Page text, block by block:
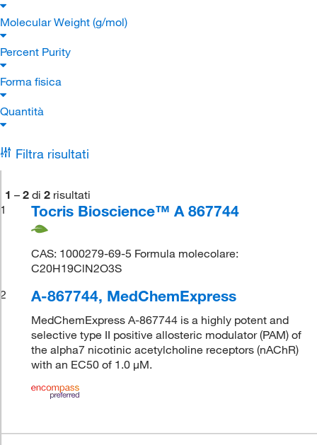
Molecular Weight (g/mol)
Percent Purity
Forma fisica
Quantità
Filtra risultati
1 – 2 di 2 risultati
1
Tocris Bioscience™ A 867744
CAS: 1000279-69-5 Formula molecolare:
C20H19ClN2O3S
2
A-867744, MedChemExpress
MedChemExpress A-867744 is a highly potent and
selective type II positive allosteric modulator (PAM) of
the alpha7 nicotinic acetylcholine receptors (nAChR)
with an EC50 of 1.0 μM.